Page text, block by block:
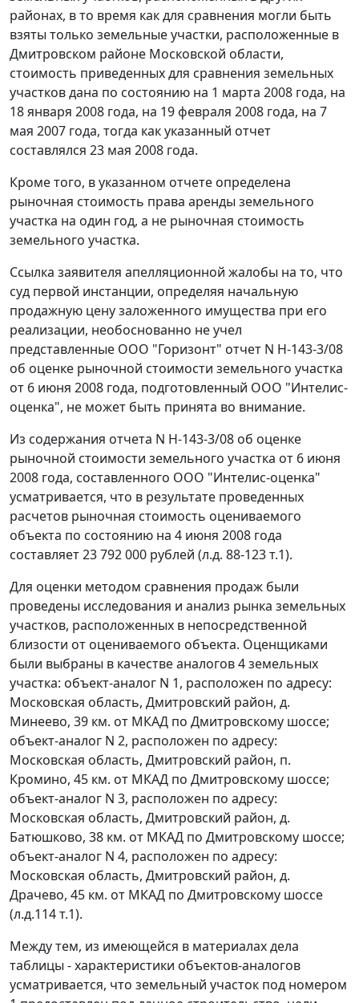
районах, в то время как для сравнения могли быть
взяты только земельные участки, расположенные в
Дмитровском районе Московской области,
стоимость приведенных для сравнения земельных
участков дана по состоянию на 1 марта 2008 года, на
18 января 2008 года, на 19 февраля 2008 года, на 7
мая 2007 года, тогда как указанный отчет
составлялся 23 мая 2008 года.
Кроме того, в указанном отчете определена
рыночная стоимость права аренды земельного
участка на один год, а не рыночная стоимость
земельного участка.
Ссылка заявителя апелляционной жалобы на то, что
суд первой инстанции, определяя начальную
продажную цену заложенного имущества при его
реализации, необоснованно не учел
представленные ООО "Горизонт" отчет N Н-143-3/08
об оценке рыночной стоимости земельного участка
от 6 июня 2008 года, подготовленный ООО "Интелис-
оценка", не может быть принята во внимание.
Из содержания отчета N Н-143-3/08 об оценке
рыночной стоимости земельного участка от 6 июня
2008 года, составленного ООО "Интелис-оценка"
усматривается, что в результате проведенных
расчетов рыночная стоимость оцениваемого
объекта по состоянию на 4 июня 2008 года
составляет 23 792 000 рублей (л.д. 88-123 т.1).
Для оценки методом сравнения продаж были
проведены исследования и анализ рынка земельных
участков, расположенных в непосредственной
близости от оцениваемого объекта. Оценщиками
были выбраны в качестве аналогов 4 земельных
участка: объект-аналог N 1, расположен по адресу:
Московская область, Дмитровский район, д.
Минеево, 39 км. от МКАД по Дмитровскому шоссе;
объект-аналог N 2, расположен по адресу:
Московская область, Дмитровский район, п.
Кромино, 45 км. от МКАД по Дмитровскому шоссе;
объект-аналог N 3, расположен по адресу:
Московская область, Дмитровский район, д.
Батюшково, 38 км. от МКАД по Дмитровскому шоссе;
объект-аналог N 4, расположен по адресу:
Московская область, Дмитровский район, д.
Драчево, 45 км. от МКАД по Дмитровскому шоссе
(л.д.114 т.1).
Между тем, из имеющейся в материалах дела
таблицы - характеристики объектов-аналогов
усматривается, что земельный участок под номером